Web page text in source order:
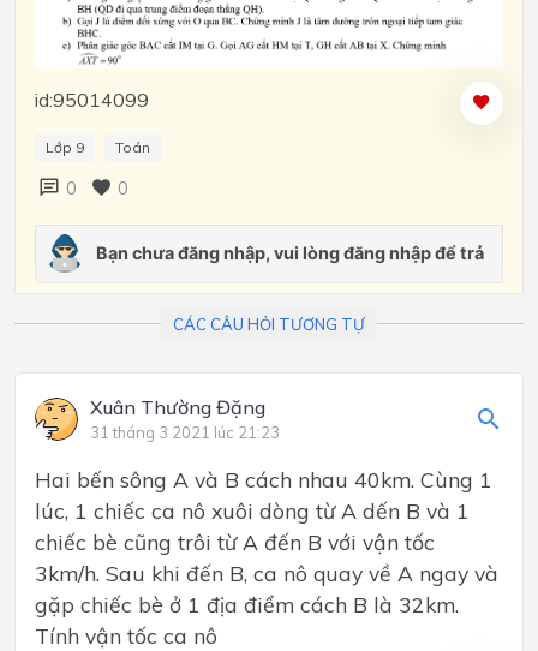
id:95014099
Lớp 9 Toán
0 0
CÁC CÂU HỎI TƯƠNG TỰ
Xuân Thường Đặng
31 tháng 3 2021 lúc 21:23
Hai bến sông A và B cách nhau 40km. Cùng 1
lúc, 1 chiếc ca nô xuôi dòng từ A dến B và 1
chiếc bè cũng trôi từ A đến B với vận tốc
3km/h. Sau khi đến B, ca nô quay về A ngay và
gặp chiếc bè ở 1 địa điểm cách B là 32km.
Tính vận tốc ca nô